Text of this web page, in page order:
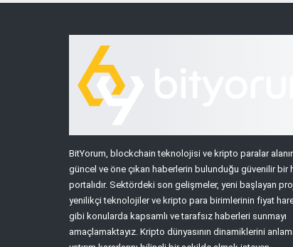
BitYorum, blockchain teknolojisi ve kripto paralar
güncel ve öne çıkan haberlerin bulunduğu güvenilir bir
portalıdır. Sektördeki son gelişmeler, yeni başlayan
yenilikçi teknolojiler ve kripto para birimlerinin fiyat
gibi konularda kapsamlı ve tarafsız haberleri sunmayı
amaçlamaktayız. Kripto dünyasının dinamiklerini